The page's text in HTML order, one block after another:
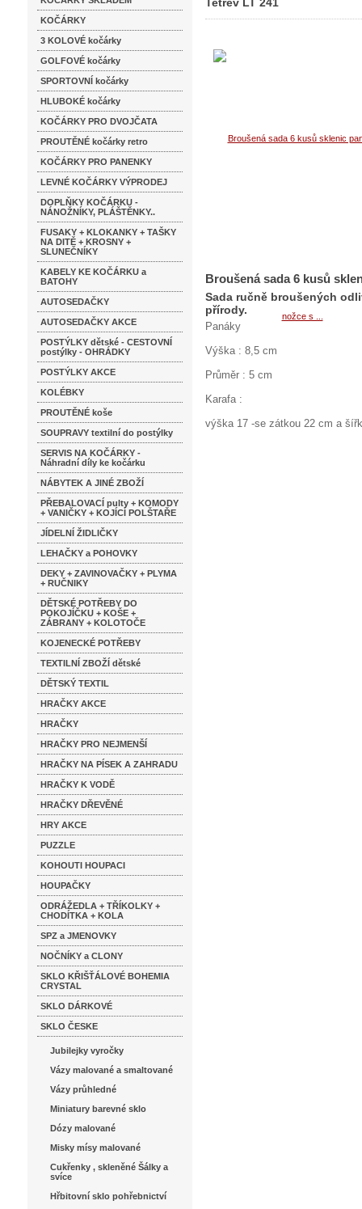
KOČÁRKY
3 KOLOVÉ kočárky
GOLFOVÉ kočárky
SPORTOVNÍ kočárky
HLUBOKÉ kočárky
KOČÁRKY PRO DVOJČATA
PROUTĚNÉ kočárky retro
KOČÁRKY PRO PANENKY
LEVNÉ KOČÁRKY VÝPRODEJ
DOPLŇKY KOČÁRKU -
NÁNOŽNÍKY, PLÁŠTĚNKY..
FUSAKY + KLOKANKY + TAŠKY
NA DITĚ + KROSNY +
SLUNEČNÍKY
KABELY KE KOČÁRKU a
BATOHY
AUTOSEDAČKY
AUTOSEDAČKY AKCE
POSTÝLKY dětské - CESTOVNÍ
postýlky - OHRÁDKY
POSTÝLKY AKCE
KOLÉBKY
PROUTĚNÉ koše
SOUPRAVY textilní do postýlky
SERVIS NA KOČÁRKY -
Náhradní díly ke kočárku
NÁBYTEK A JINÉ ZBOŽÍ
PŘEBALOVACÍ pulty + KOMODY
+ VANIČKY + KOJÍCÍ POLŠTAŘE
JÍDELNÍ ŽIDLIČKY
LEHAČKY a POHOVKY
DEKY + ZAVINOVAČKY + PLYMA
+ RUČNIKY
DĚTSKÉ POTŘEBY DO
POKOJÍČKU + KOŠE +
ZÁBRANY + KOLOTOČE
KOJENECKÉ POTŘEBY
TEXTILNÍ ZBOŽÍ dětské
DĚTSKÝ TEXTIL
HRAČKY AKCE
HRAČKY
HRAČKY PRO NEJMENŠÍ
HRAČKY NA PÍSEK A ZAHRADU
HRAČKY K VODĚ
HRAČKY DŘEVĚNÉ
HRY AKCE
PUZZLE
KOHOUTI HOUPACI
HOUPAČKY
ODRÁŽEDLA + TŘÍKOLKY +
CHODÍTKA + KOLA
SPZ a JMENOVKY
NOČNÍKY a CLONY
SKLO KŘIŠŤÁLOVÉ BOHEMIA
CRYSTAL
SKLO DÁRKOVÉ
SKLO ČESKE
Jubilejky vyročky
Vázy malované a smaltované
Vázy průhledné
Miniatury barevné sklo
Dózy malované
Misky mísy malované
Cukřenky , skleněné Šálky a
svíce
Hřbitovní sklo pohřebnictví
čiré motiv Tetřev LT 241
Broušená sada 6 kusů
Sada ručně broušených
přírody.
Panáky
Výška : 8,5 cm
Průměr : 5 cm
Karafa :
výška 17 -se zátkou 22 cm a